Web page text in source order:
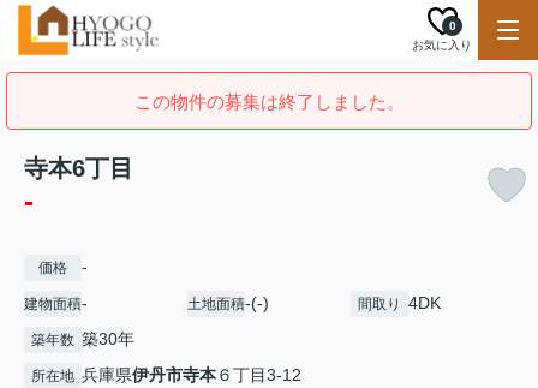
お気に入り
0
この物件の募集は終了しました。
寺本6丁目
-
価格 -
建物面積- 土地面積-(-) 間取り 4DK
築年数 築30年
所在地 兵庫県伊丹市寺本６丁目3-12